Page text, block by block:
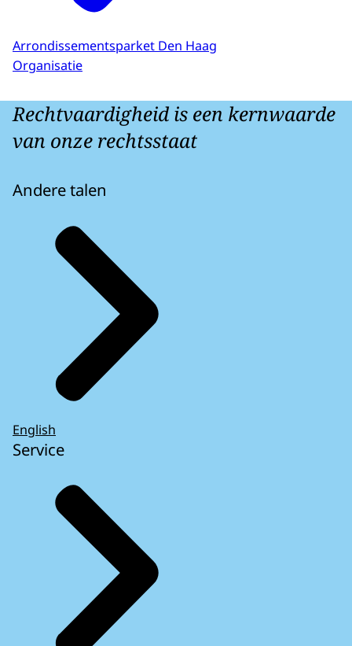
Arrondissementsparket Den Haag
Organisatie
Rechtvaardigheid is een kernwaarde
van onze rechtsstaat
Andere talen
English
Service